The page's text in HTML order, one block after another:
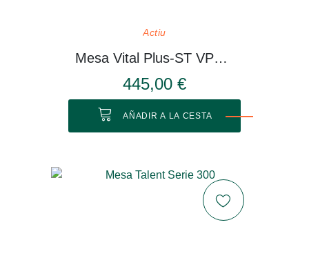
Actiu
Mesa Vital Plus-ST VP514
445,00 €
AÑADIR A LA CESTA